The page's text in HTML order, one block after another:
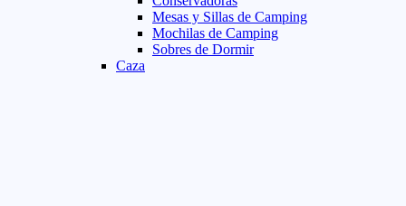
Mesas y Sillas de Camping
Mochilas de Camping
Sobres de Dormir
Caza